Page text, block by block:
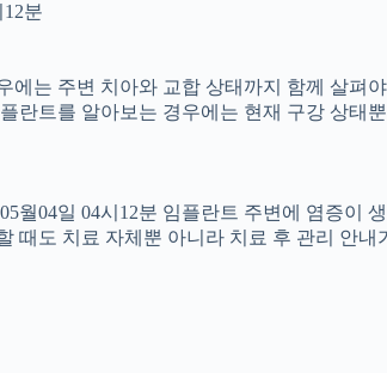
분
는 주변 치아와 교합 상태까지 함께 살펴
트를 알아보는 경우에는 현재 구강 상태
월04일 04시12분 임플란트 주변에 염증이
때도 치료 자체뿐 아니라 치료 후 관리 안